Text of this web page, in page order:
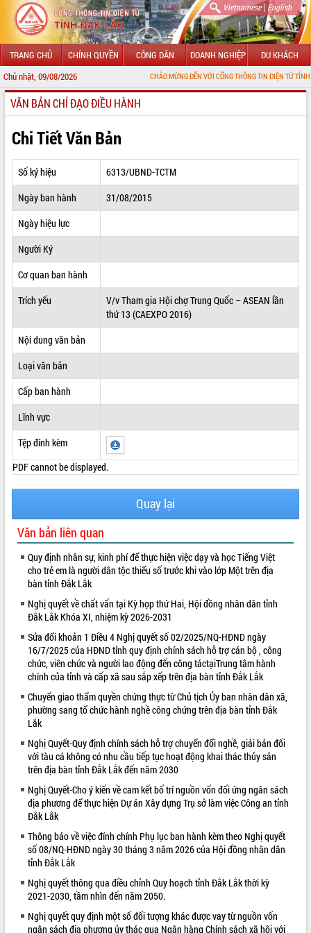
Vietnamese| English
TRANG CHỦ CHÍNH QUYỀN CÔNG DÂN DOANH NGHIỆP DU KHÁCH
Chủ nhật, 09/08/2026 CHÀO MỪNG ĐẾN VỚI CỔNG THÔNG TIN ĐIỆN TỬ TỈNH ĐẮK LẮK
GIỚI THIỆU
LÃNH ĐẠO UBND TỈNH
TIN TỨC SỰ KIỆN
SỞ, BAN, NGÀNH
THÔNG TIN CHỈ ĐẠO ĐIỀU HÀNH
HỆ THỐNG VĂN BẢN
VĂN BẢN HĐND TỈNH
ĐIỂM TIN VĂN BẢN
VIDEO
Khám bệnh, cấp phát thuốc miễn phí
và tặng quà người dân xã Cư Pui
Hội nghị UBND tỉnh Đắk Lắk thường kỳ
tháng 7/2026
Lễ truy tặng danh hiệu “Bà Mẹ Việt
Nam Anh hùng” và trao Huân chương
Lao động
UBND tỉnh Đắk Lắk triển khai nhiệm
vụ 6 tháng cuối năm 2026
Kỳ họp thứ Hai, Hội đồng nhân dân
ALBUM ẢNH
VĂN BẢN CHỈ ĐẠO ĐIỀU HÀNH
Chi Tiết Văn Bản
Số ký hiệu
6313/UBND-TCTM
Ngày ban hành
31/08/2015
Ngày hiệu lực
Người Ký
Cơ quan ban hành
Trích yếu
V/v Tham gia Hội chợ Trung Quốc – ASEAN lần
thứ 13 (CAEXPO 2016)
Nội dung văn bản
Loại văn bản
Cấp ban hành
Lĩnh vực
Tệp đính kèm
PDF cannot be displayed.
Quay lại
Văn bản liên quan
Quy định nhân sự, kinh phí để thực hiện việc dạy và học Tiếng Việt
cho trẻ em là người dân tộc thiểu số trước khi vào lớp Một trên địa
bàn tỉnh Đắk Lắk
Nghị quyết về chất vấn tại Kỳ họp thứ Hai, Hội đồng nhân dân tỉnh
Đắk Lắk Khóa XI, nhiệm kỳ 2026-2031
Sửa đổi khoản 1 Điều 4 Nghị quyết số 02/2025/NQ-HĐND ngày
16/7/2025 của HĐND tỉnh quy định chính sách hỗ trợ cán bộ , công
chức, viên chức và người lao động đến công táctạiTrung tâm hành
chính của tỉnh và cấp xã sau sắp xếp trên địa bàn tỉnh Đắk Lắk
Chuyển giao thẩm quyền chứng thực từ Chủ tịch Ủy ban nhân dân xã,
phường sang tổ chức hành nghề công chứng trên địa bàn tỉnh Đắk
Lắk
Nghị Quyết-Quy định chính sách hỗ trợ chuyển đổi nghề, giải bản đối
với tàu cá không có nhu cầu tiếp tục hoạt động khai thác thủy sản
trên địa bàn tỉnh Đắk Lắk đến năm 2030
Nghị Quyết-Cho ý kiến về cam kết bố trí nguồn vốn đối ứng ngân sách
địa phương để thực hiện Dự án Xây dựng Trụ sở làm việc Công an tỉnh
Đắk Lắk
Thông báo về việc đính chính Phụ lục ban hành kèm theo Nghị quyết
số 08/NQ-HĐND ngày 30 tháng 3 năm 2026 của Hội đồng nhân dân
tỉnh Đắk Lắk
Nghị quyết thông qua điều chỉnh Quy hoạch tỉnh Đắk Lắk thời kỳ
2021-2030, tầm nhìn đến năm 2050.
Nghị quyết quy định một số đối tượng khác được vay từ nguồn vốn
ngân sách địa phương ủy thác qua Ngân hàng Chính sách xã hội với